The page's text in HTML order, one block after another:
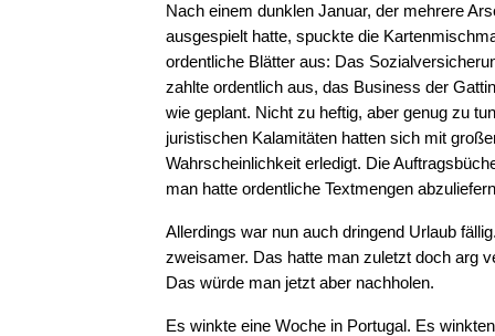
Nach einem dunklen Januar, der mehrere
ausgespielt hatte, spuckte die
ordentliche Blätter aus: Das
zahlte ordentlich aus, das Business der
wie geplant. Nicht zu heftig, aber genug zu
juristischen Kalamitäten hatten sich mit
Wahrscheinlichkeit erledigt. Die
man hatte ordentliche Textmengen
Allerdings war nun auch dringend Urlaub
zweisamer. Das hatte man zuletzt doch arg
Das würde man jetzt aber nachholen.
Es winkte eine Woche in Portugal. Es